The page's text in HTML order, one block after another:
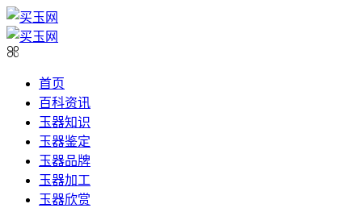
首页
百科资讯
玉器知识
玉器鉴定
玉器品牌
玉器加工
玉器欣赏